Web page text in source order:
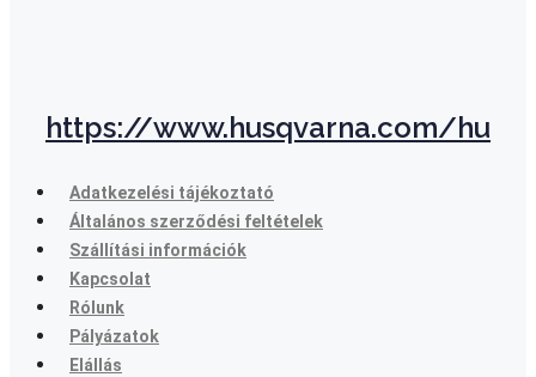
https://www.husqvarna.com/hu
Adatkezelési tájékoztató
Általános szerződési feltételek
Szállítási információk
Kapcsolat
Rólunk
Pályázatok
Elállás